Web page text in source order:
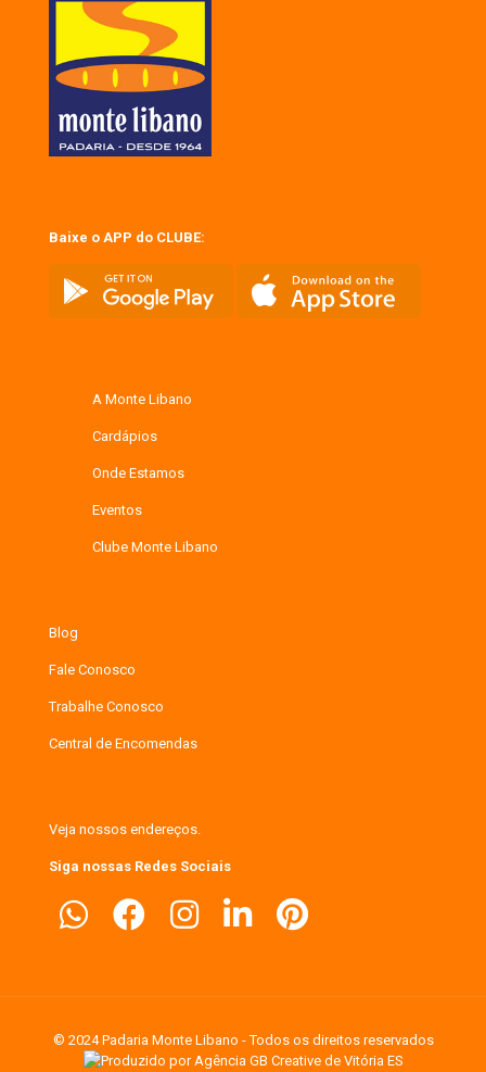
Baixe o APP do CLUBE:
A Monte Libano
Cardápios
Onde Estamos
Eventos
Clube Monte Libano
Blog
Fale Conosco
Trabalhe Conosco
Central de Encomendas
Veja nossos endereços.
Siga nossas Redes Sociais
© 2024 Padaria Monte Libano - Todos os direitos reservados